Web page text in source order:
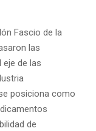
Fascio de la
las
eje de las
posiciona como
de